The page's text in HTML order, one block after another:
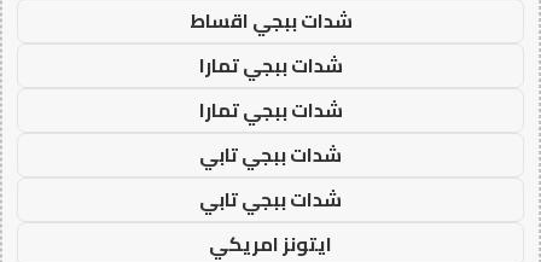
شدات ببجي اقساط
شدات ببجي تمارا
شدات ببجي تمارا
شدات ببجي تابي
شدات ببجي تابي
ايتونز امريكي